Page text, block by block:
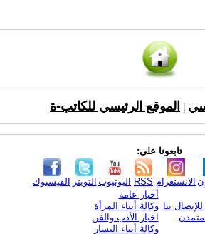
الموقع الرئيسي للكاتب-ة
تابعونا على:
الفيسبوك التويتر اليوتيوب RSS الانستغرام
بنا
أخبار عامة
وكالة أنباء المرأة
اخبار الأدب والفن
وكالة أنباء اليسار